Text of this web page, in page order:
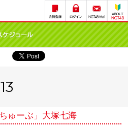
ゅーぶ」大塚七海